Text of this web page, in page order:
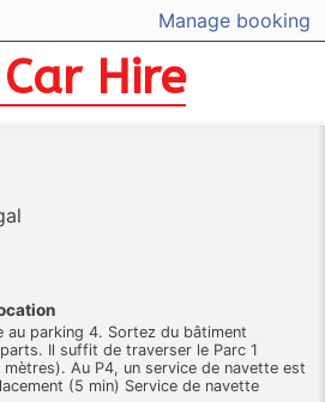
Manage booking
Car Hire
au parking 4. Sortez du bâtiment
Il suffit de traverser le Parc 1
mètres). Au P4, un service de navette est
(5 min) Service de navette